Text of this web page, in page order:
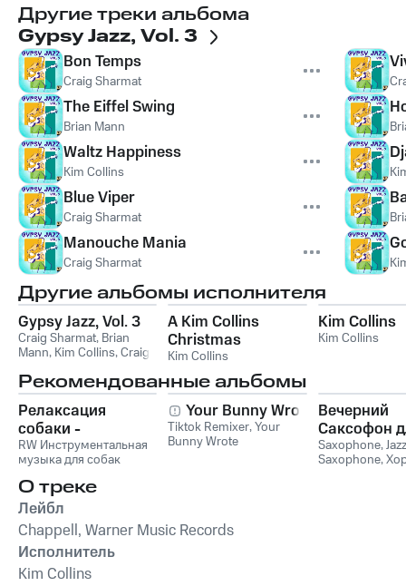
Другие треки альбома
Gypsy Jazz, Vol. 3
Bon Temps
Craig Sharmat
The Eiffel Swing
Brian Mann
Waltz Happiness
Kim Collins
Blue Viper
Craig Sharmat
Manouche Mania
Craig Sharmat
Другие альбомы исполнителя
Gypsy Jazz, Vol. 3
Craig Sharmat, Brian
Mann, Kim Collins,Craig
Collins
A Kim Collins
Christmas
Kim Collins
Kim Collins
Kim Collins
Рекомендованные альбомы
Релаксация
собаки -
Расслабляющая
музыка для собак,
успокаивающие и
успокаивающие
звуки для
животных,
антистрессовая
терапия,
RW Инструментальная
музыка для собак
Your Bunny Wrote
Tiktok Remixer,Your
Bunny Wrote
Вечерний
Саксофон
Души
Лаунж)
Saxophone,Jazz
Saxophone,
О треке
Лейбл
Chappell, Warner Music Records
Исполнитель
Kim Collins